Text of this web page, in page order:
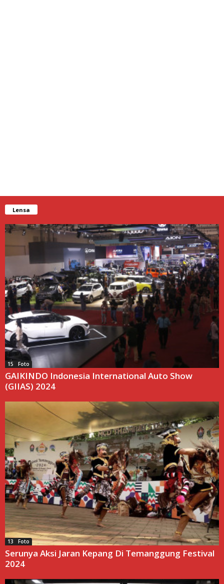
Lensa
15 Foto
GAIKINDO Indonesia International Auto Show
(GIIAS) 2024
13 Foto
Serunya Aksi Jaran Kepang Di Temanggung Festival
2024